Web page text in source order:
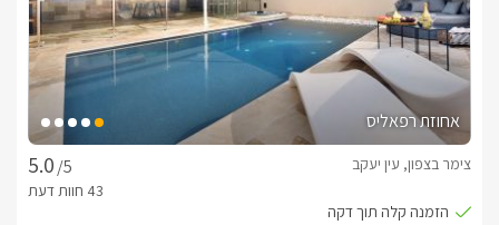
אחוזת רפאליס
/5
צימר בצפון, עין יעקב